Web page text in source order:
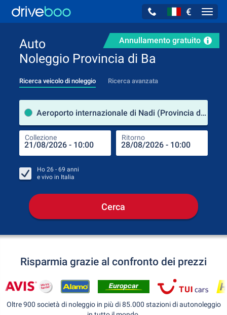
€
Annullamento gratuito
Auto
Noleggio Provincia di Ba
Ricerca veicolo di noleggio Ricerca avanzata
Aeroporto internazionale di Nadi (Provincia di Ba / Figi)
Collezione Ritorno
Ho 26 - 69 anni
e vivo in Italia
Cerca
Risparmia grazie al confronto dei prezzi
Oltre 900 società di noleggio in più di 85.000 stazioni di autonoleggio